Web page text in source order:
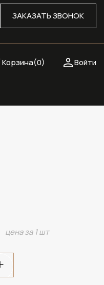
ЗАКАЗАТЬ ЗВОНОК
Войти
Корзина(0)
цена за 1 шт